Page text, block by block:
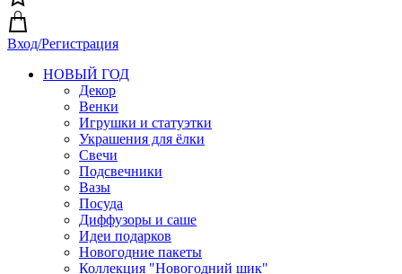
Вход/Регистрация
НОВЫЙ ГОД
Декор
Венки
Игрушки и статуэтки
Украшения для ёлки
Свечи
Подсвечники
Вазы
Посуда
Диффузоры и саше
Идеи подарков
Новогодние пакеты
Коллекция "Новогодний шик"